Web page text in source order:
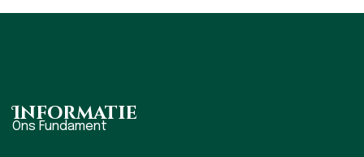
Informatie
Ons Fundament